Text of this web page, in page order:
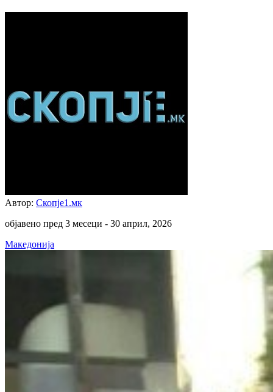
Автор: Скопје1.мк
објавено пред 3 месеци - 30 април, 2026
Македонија